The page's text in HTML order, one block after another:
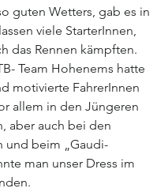
guten Wetters, gab es in
viele StarterInnen,
das Rennen kämpften.
Team Hohenems hatte
motivierte FahrerInnen
allem in den Jüngeren
aber auch bei den
und beim „Gaudi-
man unser Dress im